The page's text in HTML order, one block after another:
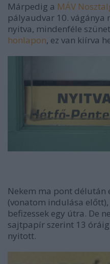
Márpedig a MÁV
pályaudvar 10. vágánya
nyitva, mindenféle
honlapon, ez van kiírva
Nekem ma pont
(vonatom indulása
befizessek egy útra. De
sajtpapír szerint 13
nyitott.